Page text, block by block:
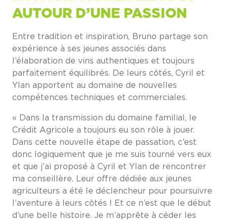
AUTOUR D’UNE PASSION
Entre tradition et inspiration, Bruno partage son
expérience à ses jeunes associés dans
l’élaboration de vins authentiques et toujours
parfaitement équilibrés. De leurs côtés, Cyril et
Ylan apportent au domaine de nouvelles
compétences techniques et commerciales.
« Dans la transmission du domaine familial, le
Crédit Agricole a toujours eu son rôle à jouer.
Dans cette nouvelle étape de passation, c’est
donc logiquement que je me suis tourné vers eux
et que j’ai proposé à Cyril et Ylan de rencontrer
ma conseillère. Leur offre dédiée aux jeunes
agriculteurs a été le déclencheur pour poursuivre
l’aventure à leurs côtés ! Et ce n’est que le début
d’une belle histoire. Je m’apprête à céder les